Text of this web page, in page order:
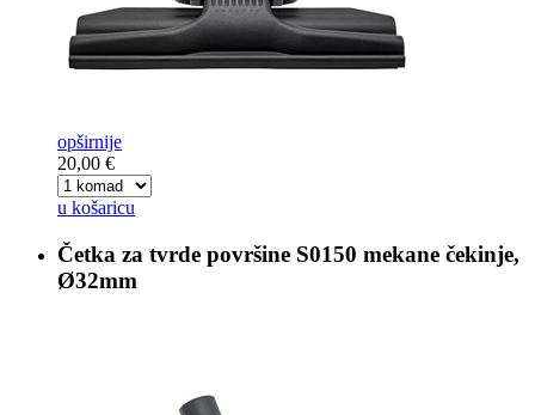
opširnije
20,00 €
u košaricu
Četka za tvrde površine S0150 mekane čekinje,
Ø32mm